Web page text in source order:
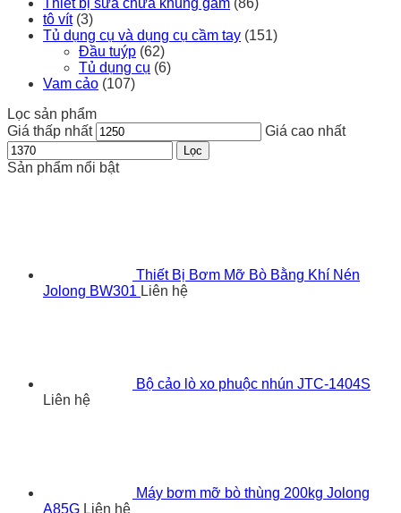
Thiết bị sữa chữa khung gầm (86)
tô vít (3)
Tủ dụng cụ và dụng cụ cầm tay (151)
Đầu tuýp (62)
Tủ dụng cụ (6)
Vam cảo (107)
Lọc sản phẩm
Giá thấp nhất
Giá cao nhất
Lọc
Sản phẩm nổi bật
Thiết Bị Bơm Mỡ Bò Bằng Khí Nén
Jolong BW301 Liên hệ
Bộ cảo lò xo phuộc nhún JTC-1404S
Liên hệ
Máy bơm mỡ bò thùng 200kg Jolong
A85G Liên hệ